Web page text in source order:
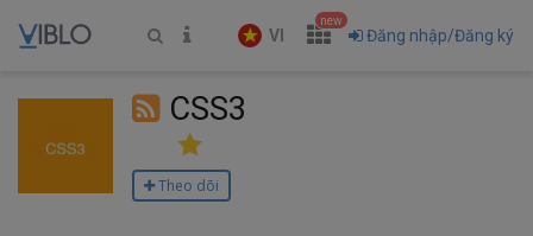
VI
new
Đăng nhập/Đăng ký
CSS3
Theo dõi